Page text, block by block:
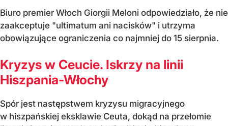
Biuro premier Włoch Giorgii Meloni odpowiedziało, że nie
zaakceptuje "ultimatum ani nacisków" i utrzyma
obowiązujące ograniczenia co najmniej do 15 sierpnia.
Kryzys w Ceucie. Iskrzy na linii
Hiszpania-Włochy
Spór jest następstwem kryzysu migracyjnego
w hiszpańskiej eksklawie Ceuta, dokąd na przełomie